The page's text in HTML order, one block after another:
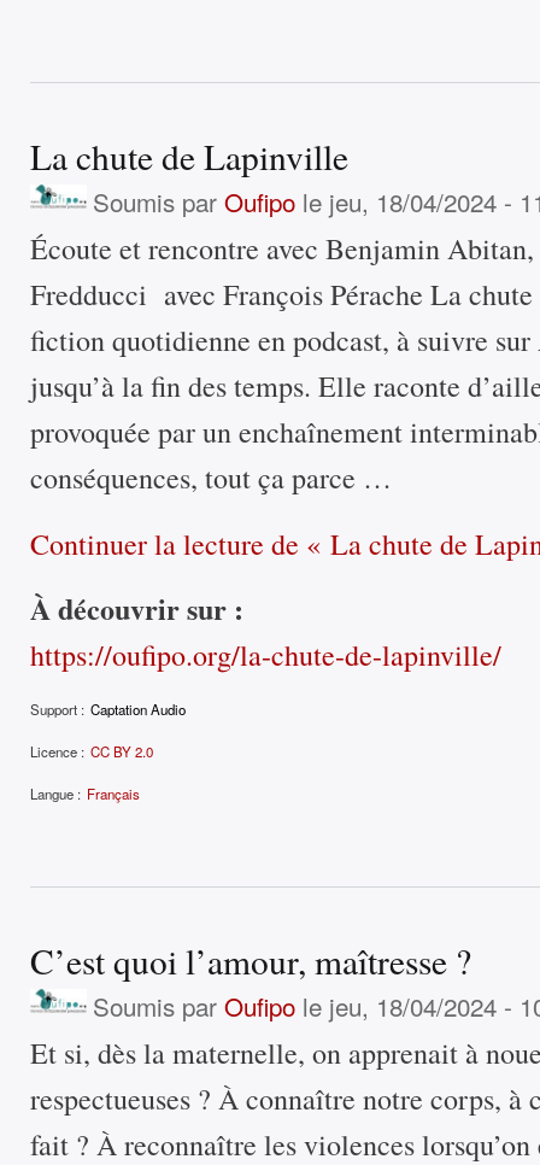
La chute de Lapinville
Soumis par Oufipole jeu, 18/04/2024 -
Écoute et rencontre avec Benjamin
Fredducci avec François Pérache La
fiction quotidienne en podcast, à suivre
jusqu’à la fin des temps. Elle raconte
provoquée par un enchaînement
conséquences, tout ça parce …
Continuer la lecture de « La chute de
À découvrir sur :
https://oufipo.org/la-chute-de-lapinville/
Support : Captation Audio
Licence : CC BY 2.0
Langue : Français
C’est quoi l’amour, maîtresse ?
Soumis par Oufipole jeu, 18/04/2024 -
Et si, dès la maternelle, on apprenait à
respectueuses ? À connaître notre corps,
fait ? À reconnaître les violences